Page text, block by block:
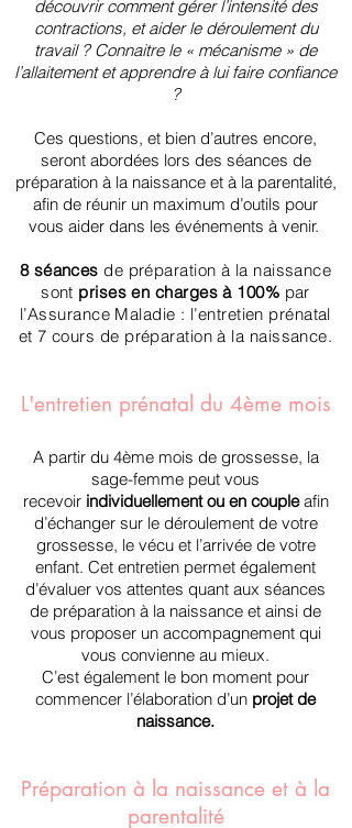
découvrir comment gérer l’intensité des
contractions, et aider le déroulement du
travail ? Connaitre le « mécanisme » de
l’allaitement et apprendre à lui faire confiance
?
Ces questions, et bien d’autres encore,
seront abordées lors des séances de
préparation à la naissance et à la parentalité,
afin de réunir un maximum d’outils pour
vous aider dans les événements à venir.
8 séances de préparation à la naissance
sont prises en charges à 100% par
l’Assurance Maladie : l’entretien prénatal
et 7 cours de préparation à la naissance.
L'entretien prénatal du 4ème mois
A partir du 4ème mois de grossesse, la
sage-femme peut vous
recevoir individuellement ou en coupleafin
d’échanger sur le déroulement de votre
grossesse, le vécu et l’arrivée de votre
enfant. Cet entretien permet également
d’évaluer vos attentes quant aux séances
de préparation à la naissance et ainsi de
vous proposer un accompagnement qui
vous convienne au mieux.
C’est également le bon moment pour
commencer l’élaboration d’un projet de
naissance.
Préparation à la naissance et à la
parentalité